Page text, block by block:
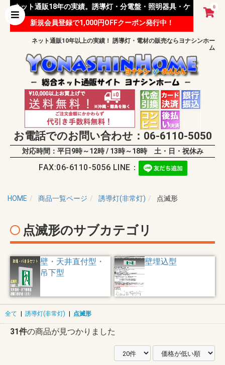
0
ネット通販18年の実績。誘導灯・分電盤・照明器具・ケ
ーブル等 様々な資材を取り扱っています。
新規会員登録で1,000円OFFクーポン発行中！
ネット通販10年以上の実績！ 誘導灯・電材の販売ならヨナシンホー
ム
お電話でのお問い合わせ：06-6110-5050
対応時間：平日9時～12時 / 13時～18時 土・日・祝休み
FAX:06-6110-5056 LINE：
HOME 商品一覧ページ 誘導灯(非常灯) 点滅形
点滅形のサブカテゴリ
壁・天井直付型・
吊下型
壁埋込型
全て | 誘導灯(非常灯) | 点滅形
31件の商品が見つかりました